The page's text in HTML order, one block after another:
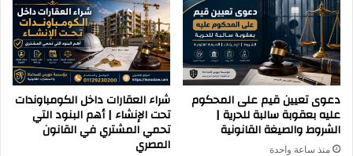
دعوى تعيين قيم على المحكوم
عليه بعقوبة سالبة للحرية |
الشروط والصيغة القانونية
منذ ساعة واحدة
شراء العقارات داخل الكومباوندات
تحت الإنشاء | أهم البنود التي
تحمي المشتري في القانون
المصري